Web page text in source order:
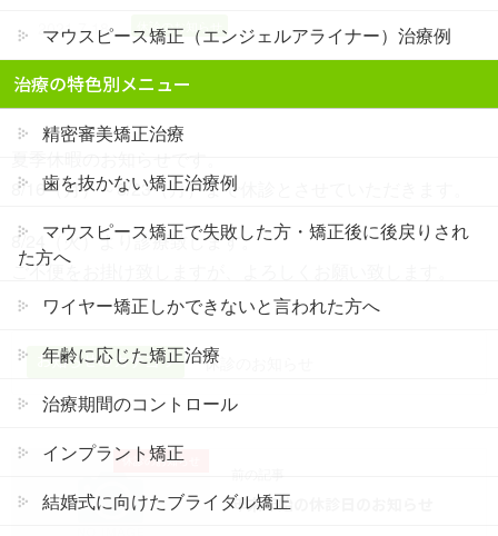
2021.7.18 休診のお知らせ
夏季休暇のお知らせ
夏季休暇のお知らせです。
8/16（月）～8/23（月）まで休診とさせていただきます。
8/24（火）より診療致します。
ご不便をお掛け致しますが、よろしくお願い致します。
お知らせのカテゴリ 休診のお知らせ
休診のお知らせ
年末年始の休診日のお知らせ
マウスピース矯正（エンジェルアライナー）治療例
治療の特色別メニュー
精密審美矯正治療
歯を抜かない矯正治療例
マウスピース矯正で失敗した方・矯正後に後戻りされ
た方へ
ワイヤー矯正しかできないと言われた方へ
年齢に応じた矯正治療
治療期間のコントロール
インプラント矯正
結婚式に向けたブライダル矯正